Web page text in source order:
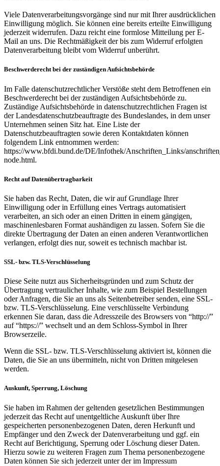
Viele Datenverarbeitungsvorgänge sind nur mit Ihrer ausdrücklichen
Einwilligung möglich. Sie können eine bereits erteilte Einwilligung
jederzeit widerrufen. Dazu reicht eine formlose Mitteilung per E-
Mail an uns. Die Rechtmäßigkeit der bis zum Widerruf erfolgten
Datenverarbeitung bleibt vom Widerruf unberührt.
Beschwerderecht bei der zuständigen Aufsichtsbehörde
Im Falle datenschutzrechtlicher Verstöße steht dem Betroffenen ein
Beschwerderecht bei der zuständigen Aufsichtsbehörde zu.
Zuständige Aufsichtsbehörde in datenschutzrechtlichen Fragen ist
der Landesdatenschutzbeauftragte des Bundeslandes, in dem unser
Unternehmen seinen Sitz hat. Eine Liste der
Datenschutzbeauftragten sowie deren Kontaktdaten können
folgendem Link entnommen werden:
https://www.bfdi.bund.de/DE/Infothek/Anschriften_Links/
node.html.
Recht auf Datenübertragbarkeit
Sie haben das Recht, Daten, die wir auf Grundlage Ihrer
Einwilligung oder in Erfüllung eines Vertrags automatisiert
verarbeiten, an sich oder an einen Dritten in einem gängigen,
maschinenlesbaren Format aushändigen zu lassen. Sofern Sie die
direkte Übertragung der Daten an einen anderen Verantwortlichen
verlangen, erfolgt dies nur, soweit es technisch machbar ist.
SSL- bzw. TLS-Verschlüsselung
Diese Seite nutzt aus Sicherheitsgründen und zum Schutz der
Übertragung vertraulicher Inhalte, wie zum Beispiel Bestellungen
oder Anfragen, die Sie an uns als Seitenbetreiber senden, eine SSL-
bzw. TLS-Verschlüsselung. Eine verschlüsselte Verbindung
erkennen Sie daran, dass die Adresszeile des Browsers von “http://”
auf “https://” wechselt und an dem Schloss-Symbol in Ihrer
Browserzeile.
Wenn die SSL- bzw. TLS-Verschlüsselung aktiviert ist, können die
Daten, die Sie an uns übermitteln, nicht von Dritten mitgelesen
werden.
Auskunft, Sperrung, Löschung
Sie haben im Rahmen der geltenden gesetzlichen Bestimmungen
jederzeit das Recht auf unentgeltliche Auskunft über Ihre
gespeicherten personenbezogenen Daten, deren Herkunft und
Empfänger und den Zweck der Datenverarbeitung und ggf. ein
Recht auf Berichtigung, Sperrung oder Löschung dieser Daten.
Hierzu sowie zu weiteren Fragen zum Thema personenbezogene
Daten können Sie sich jederzeit unter der im Impressum